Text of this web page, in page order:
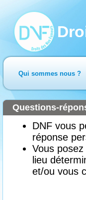
Qui sommes nous ?
DNF vous
réponse
Vous
lieu
et/ou vous
Questions-